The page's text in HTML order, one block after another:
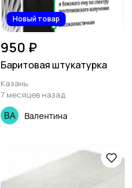
Новый товар
950 ₽
Баритовая штукатурка
Казань
7 месяцев назад
Валентина